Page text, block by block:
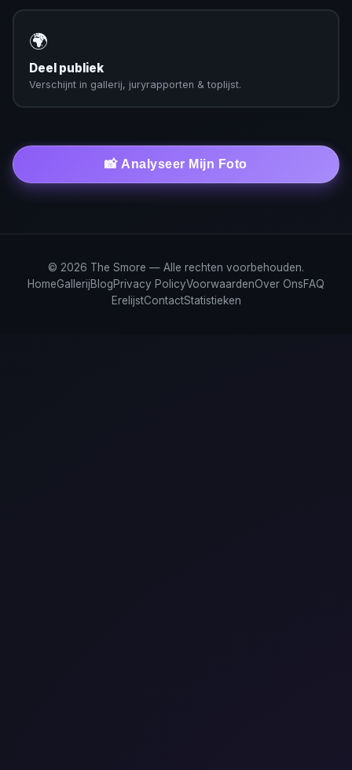
🌍
Deel publiek
Verschijnt in gallerij, juryrapporten & toplijst.
📸 Analyseer Mijn Foto
© 2026 The Smore — Alle rechten voorbehouden.
HomeGallerijBlogPrivacy PolicyVoorwaardenOver OnsFAQ
ErelijstContactStatistieken